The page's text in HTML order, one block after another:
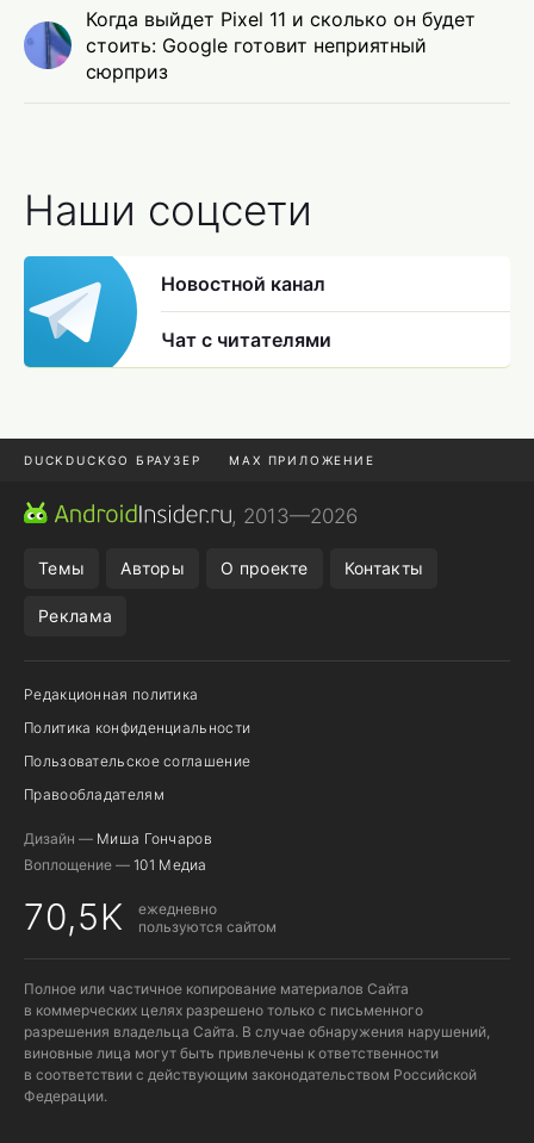
Когда выйдет Pixel 11 и сколько он будет
стоить: Google готовит неприятный
сюрприз
Наши соцсети
Новостной канал
Чат с читателями
DUCKDUCKGO БРАУЗЕР MAX ПРИЛОЖЕНИЕ
ПРИЛОЖЕНИЯ ANDROID
, 2013—2026
Темы Авторы О проекте Контакты
Реклама
Редакционная политика
Политика конфиденциальности
Пользовательское соглашение
Правообладателям
Дизайн — Миша Гончаров
Воплощение — 101 Медиа
70,5K
ежедневно
пользуются сайтом
Полное или частичное копирование материалов Сайта
в коммерческих целях разрешено только с письменного
разрешения владельца Сайта. В случае обнаружения нарушений,
виновные лица могут быть привлечены к ответственности
в соответствии с действующим законодательством Российской
Федерации.